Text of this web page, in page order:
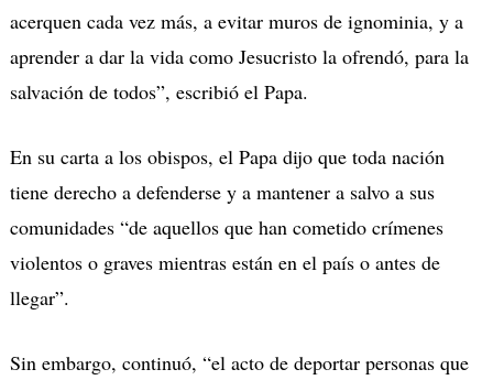
acerquen cada vez más, a evitar muros de ignominia, y a
aprender a dar la vida como Jesucristo la ofrendó, para la
salvación de todos”, escribió el Papa.
En su carta a los obispos, el Papa dijo que toda nación
tiene derecho a defenderse y a mantener a salvo a sus
comunidades “de aquellos que han cometido crímenes
violentos o graves mientras están en el país o antes de
llegar”.
Sin embargo, continuó, “el acto de deportar personas que